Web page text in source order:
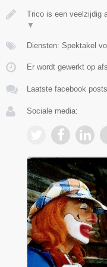
Trico is een veelzijdig
▼
Diensten: Spektakel
Er wordt gewerkt op
Laatste facebook posts
Sociale media: